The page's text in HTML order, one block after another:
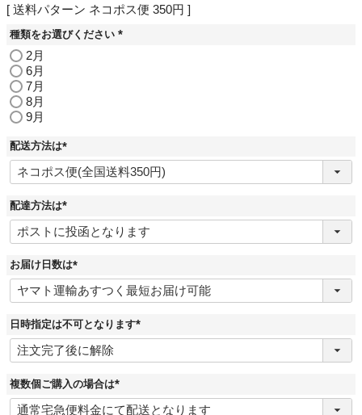
送料パターン ネコポス便 350円
種類をお選びください
2月
6月
7月
8月
9月
配送方法は
(
必
須
配達方法は
(
必
須
お届け日数は
(
必
須
)
日時指定は不可となります
(
須
複数個ご購入の場合は
(
必